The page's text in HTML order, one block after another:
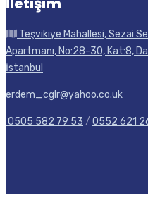
Teşvikiye Mahallesi, Sezai
Apartmanı, No:28-30, Kat:8,
İstanbul
erdem_cglr@yahoo.co.uk
0505 582 79 53 / 0552 621